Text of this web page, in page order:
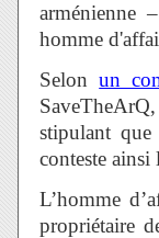
arménienne
homme
Selonun
stipulant
conteste ainsi
L’homme
propriétaire